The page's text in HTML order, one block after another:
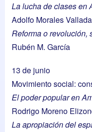
La lucha de clases en
Adolfo Morales
Reforma o revolución,
Rubén M. García
13 de junio
Movimiento social:
El poder popular en
Rodrigo Moreno
La apropiación del